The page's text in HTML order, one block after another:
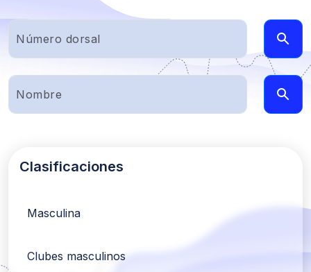
Clasificaciones
Masculina
Clubes masculinos